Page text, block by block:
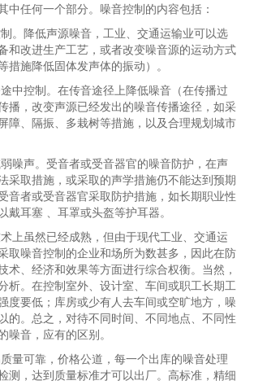
中任何一个部分。噪音控制的内容包括：
。降低声源噪音，工业、交通运输业可以选
和改进生产工艺，或者改变噪音源的运动方式
措施降低固体发声体的振动）。
中控制。在传音途径上降低噪音（在传播过
播，改变声源已经发出的噪音传播途径，如采
障、隔振、多栽树等措施，以及合理规划城市
噪声。受音者或受音器官的噪音防护，在声
采取措施，或采取的声学措施仍不能达到预期
音者或受音器官采取防护措施，如长期职业性
戴耳塞 、耳罩或头盔等护耳器。
上虽然已经成熟，但由于现代工业、交通运
取噪音控制的企业和场所为数甚多，因此在防
术、经济和效果等方面进行综合权衡。当然，
析。在控制室外、设计室、车间或职工长期工
度要低；库房或少有人去车间或空旷地方，噪
的。总之，对待不同时间、不同地点、不同性
噪音，应有的区别。
量可靠，价格公道，每一个出库的噪音处理
测，达到质量标准才可以出厂。高标准，精细